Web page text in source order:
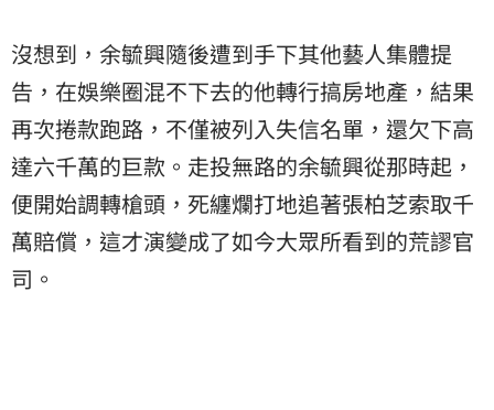
沒想到，余毓興隨後遭到手下其他藝人集體提
告，在娛樂圈混不下去的他轉行搞房地產，結果
再次捲款跑路，不僅被列入失信名單，還欠下高
達六千萬的巨款。走投無路的余毓興從那時起，
便開始調轉槍頭，死纏爛打地追著張柏芝索取千
萬賠償，這才演變成了如今大眾所看到的荒謬官
司。